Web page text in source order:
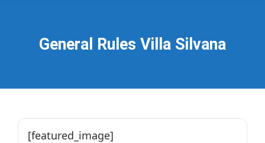
General Rules Villa Silvana
[featured_image]